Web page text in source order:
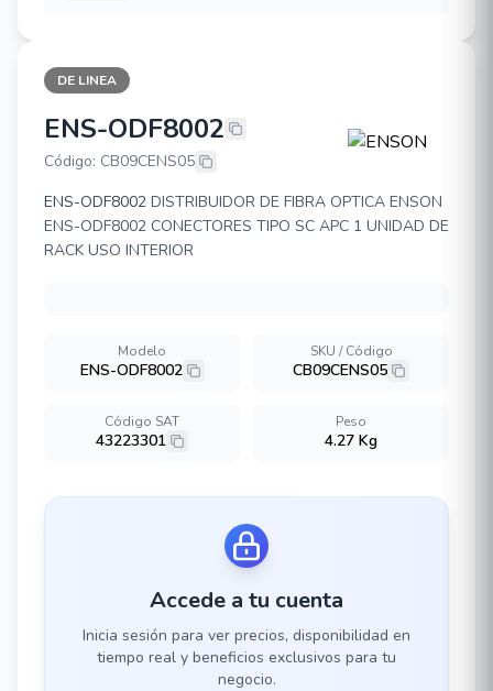
DE LINEA
ENSON ENS-ODF8002
ENS-ODF8002
Código: CB09CENS05
ENS-ODF8002 DISTRIBUIDOR DE FIBRA OPTICA ENSON
ENS-ODF8002 CONECTORES TIPO SC APC 1 UNIDAD DE
RACK USO INTERIOR
Modelo
ENS-ODF8002
SKU / Código
CB09CENS05
Código SAT
43223301
Peso
4.27 Kg
Accede a tu cuenta
Inicia sesión para ver precios, disponibilidad en
tiempo real y beneficios exclusivos para tu
negocio.